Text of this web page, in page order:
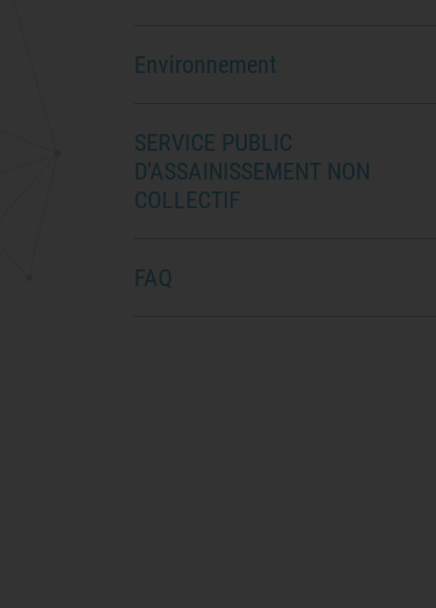
Environnement
SERVICE PUBLIC
D'ASSAINISSEMENT NON
COLLECTIF
FAQ